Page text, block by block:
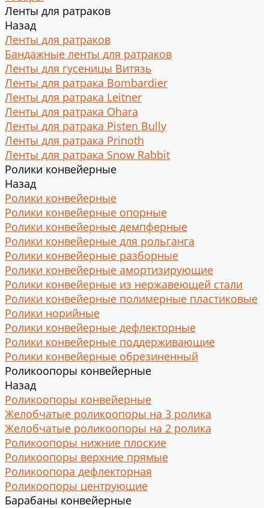
Ленты для ратраков
Назад
Ленты для ратраков
Бандажные ленты для ратраков
Ленты для гусеницы Витязь
Ленты для ратрака Bombardier
Ленты для ратрака Leitner
Ленты для ратрака Ohara
Ленты для ратрака Pisten Bully
Ленты для ратрака Prinoth
Ленты для ратрака Snow Rabbit
Ролики конвейерные
Назад
Ролики конвейерные
Ролики конвейерные опорные
Ролики конвейерные демпферные
Ролики конвейерные для рольганга
Ролики конвейерные разборные
Ролики конвейерные амортизирующие
Ролики конвейерные из нержавеющей стали
Ролики конвейерные полимерные пластиковые
Ролики норийные
Ролики конвейерные дефлекторные
Ролики конвейерные поддерживающие
Ролики конвейерные обрезиненный
Роликоопоры конвейерные
Назад
Роликоопоры конвейерные
Желобчатые роликоопоры на 3 ролика
Желобчатые роликоопоры на 2 ролика
Роликоопоры нижние плоские
Роликоопоры верхние прямые
Роликоопора дефлекторная
Роликоопоры центрующие
Барабаны конвейерные